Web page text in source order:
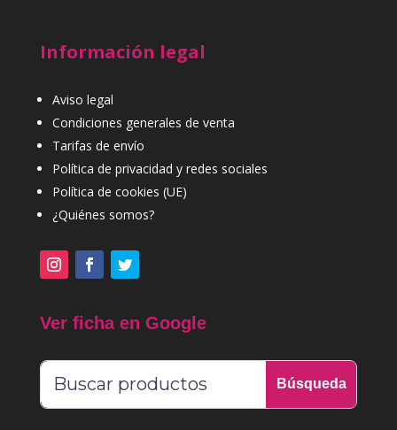
Información legal
Aviso legal
Condiciones generales de venta
Tarifas de envío
Política de privacidad y redes sociales
Política de cookies (UE)
¿Quiénes somos?
Ver ficha en Google